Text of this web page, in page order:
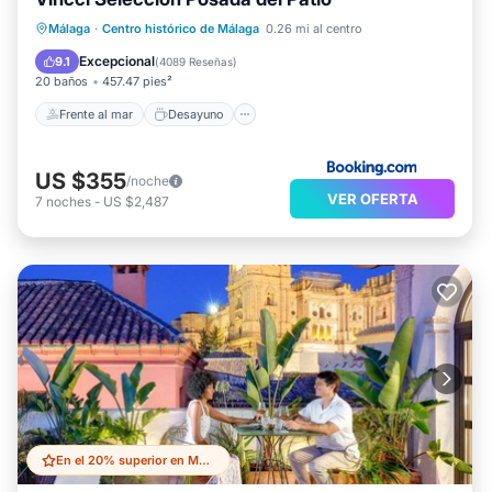
Málaga · Centro histórico de Málaga 0.26 mi al centro
9.1 Excepcional(4089 Reseñas)
20 baños 457.47 pies²
Frente al mar Desayuno
Estación de carga para vehículos eléctricos
Aparcamiento
US $355/noche
7 noches - US $2,487 VER OFERTA
En el 20% superior en Malaga Historic Centre